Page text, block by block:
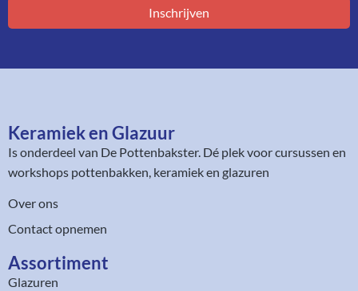
Inschrijven
Keramiek en Glazuur​
Is onderdeel van De Pottenbakster. Dé plek voor cursussen en
workshops pottenbakken, keramiek en glazuren
Over ons
Contact opnemen
Assortiment​
Glazuren